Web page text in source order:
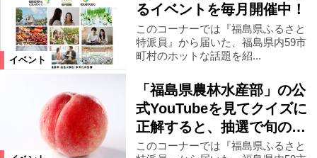
イベント
るイベントを毎月開催中！
このコーナーでは『福島県ふるさと
特派員』から届いた、福島県内59市
町村のホットな話題を紹...
「福島県農林水産部」の公
式YouTubeを見てクイズに
正解すると、抽選で旬の…
このコーナーでは『福島県ふるさと